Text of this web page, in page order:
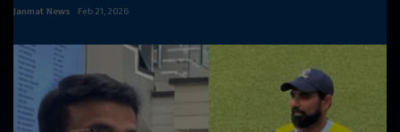
Janmat News Feb 21, 2026